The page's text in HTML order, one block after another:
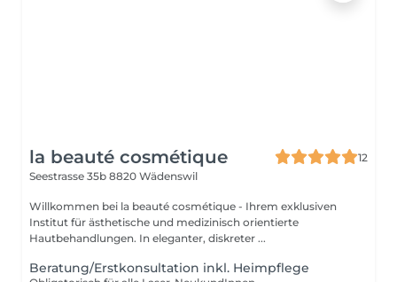
la beauté cosmétique
12
Seestrasse 35b 8820 Wädenswil
Willkommen bei la beauté cosmétique - Ihrem exklusiven
Institut für ästhetische und medizinisch orientierte
Hautbehandlungen. In eleganter, diskreter ...
Beratung/Erstkonsultation inkl. Heimpflege